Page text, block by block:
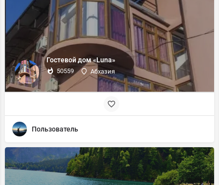
Гостевой дом «Luna»
50559 Абхазия
Пользователь